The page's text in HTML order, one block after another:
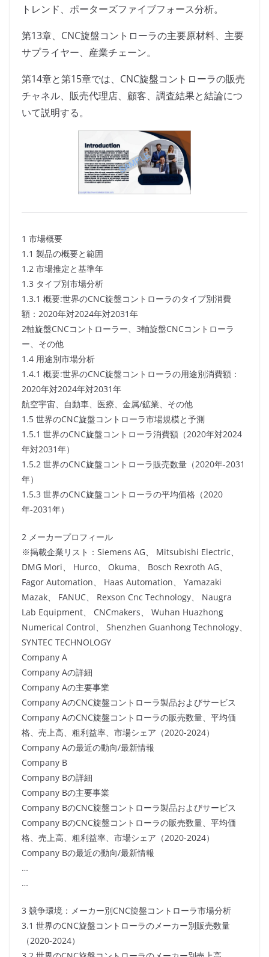
トレンド、ポーターズファイブフォース分析。
第13章、CNC旋盤コントローラの主要原材料、主要
サプライヤー、産業チェーン。
第14章と第15章では、CNC旋盤コントローラの販売
チャネル、販売代理店、顧客、調査結果と結論につ
いて説明する。
1 市場概要
1.1 製品の概要と範囲
1.2 市場推定と基準年
1.3 タイプ別市場分析
1.3.1 概要:世界のCNC旋盤コントローラのタイプ別消費
額：2020年対2024年対2031年
2軸旋盤CNCコントローラー、3軸旋盤CNCコントローラ
ー、その他
1.4 用途別市場分析
1.4.1 概要:世界のCNC旋盤コントローラの用途別消費額：
2020年対2024年対2031年
航空宇宙、自動車、医療、金属/鉱業、その他
1.5 世界のCNC旋盤コントローラ市場規模と予測
1.5.1 世界のCNC旋盤コントローラ消費額（2020年対2024
年対2031年）
1.5.2 世界のCNC旋盤コントローラ販売数量（2020年-2031
年）
1.5.3 世界のCNC旋盤コントローラの平均価格（2020
年-2031年）
2 メーカープロフィール
※掲載企業リスト：Siemens AG、 Mitsubishi Electric、
DMG Mori、 Hurco、 Okuma、 Bosch Rexroth AG、
Fagor Automation、 Haas Automation、 Yamazaki
Mazak、 FANUC、 Rexson Cnc Technology、 Naugra
Lab Equipment、 CNCmakers、 Wuhan Huazhong
Numerical Control、 Shenzhen Guanhong Technology、
SYNTEC TECHNOLOGY
Company A
Company Aの詳細
Company Aの主要事業
Company AのCNC旋盤コントローラ製品およびサービス
Company AのCNC旋盤コントローラの販売数量、平均価
格、売上高、粗利益率、市場シェア（2020-2024）
Company Aの最近の動向/最新情報
Company B
Company Bの詳細
Company Bの主要事業
Company BのCNC旋盤コントローラ製品およびサービス
Company BのCNC旋盤コントローラの販売数量、平均価
格、売上高、粗利益率、市場シェア（2020-2024）
Company Bの最近の動向/最新情報
…
…
3 競争環境：メーカー別CNC旋盤コントローラ市場分析
3.1 世界のCNC旋盤コントローラのメーカー別販売数量
（2020-2024）